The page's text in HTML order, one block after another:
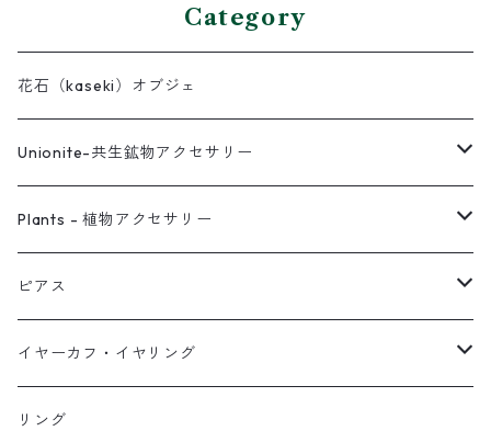
Category
花石（kaseki）オブジェ
Unionite-共生鉱物アクセサリー
ピアス
ネックレス
イヤーカフ
イヤリング
Plants - 植物アクセサリー
ピアス
ネックレス
リング
ピアス
スタッド・一粒
フック・ぶら下がり
イヤーカフ・イヤリング
原石イヤーカフ
リング